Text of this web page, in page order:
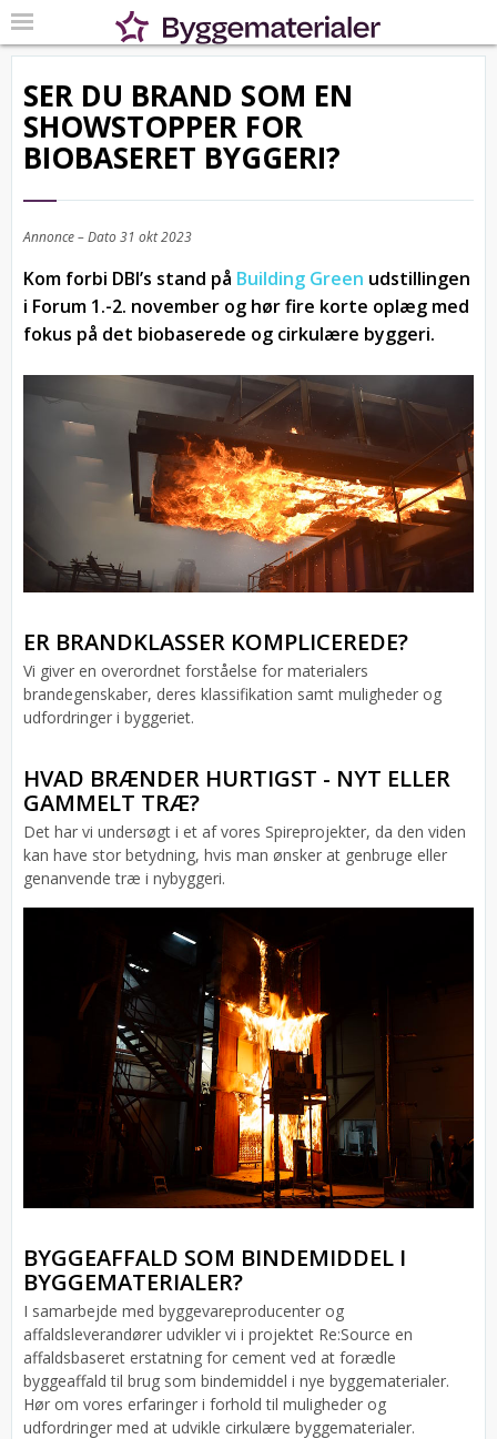
SER DU BRAND SOM EN
SHOWSTOPPER FOR
BIOBASERET BYGGERI?
Annonce – Dato31 okt 2023
Kom forbi DBI’s stand på Building Green udstillingen
i Forum 1.-2. november og hør fire korte oplæg med
fokus på det biobaserede og cirkulære byggeri.
ER BRANDKLASSER KOMPLICEREDE?
Vi giver en overordnet forståelse for materialers
brandegenskaber, deres klassifikation samt muligheder og
udfordringer i byggeriet.
HVAD BRÆNDER HURTIGST - NYT ELLER
GAMMELT TRÆ?
Det har vi undersøgt i et af vores Spireprojekter, da den viden
kan have stor betydning, hvis man ønsker at genbruge eller
genanvende træ i nybyggeri.
BYGGEAFFALD SOM BINDEMIDDEL I
BYGGEMATERIALER?
I samarbejde med byggevareproducenter og
affaldsleverandører udvikler vi i projektet Re:Source en
affaldsbaseret erstatning for cement ved at forædle
byggeaffald til brug som bindemiddel i nye byggematerialer.
Hør om vores erfaringer i forhold til muligheder og
udfordringer med at udvikle cirkulære byggematerialer.